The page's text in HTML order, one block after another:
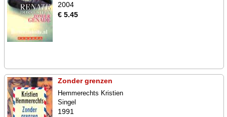
2004
€ 5.45
Zonder grenzen
Hemmerechts Kristien
Singel
1991